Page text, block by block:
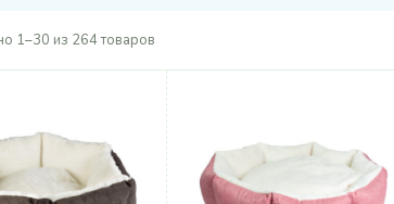
1–30 из 264 товаров